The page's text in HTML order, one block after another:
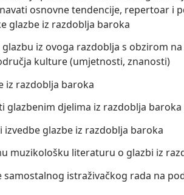
osnovne tendencije, repertoar i
glazbe iz razdoblja baroka
iz ovoga razdoblja s obzirom
kulture (umjetnosti, znanosti)
iz razdoblja baroka
glazbenim djelima iz razdoblja baroka
glazbe iz razdoblja baroka
muzikološku literaturu o glazbi iz
samostalnog istraživačkog rada na